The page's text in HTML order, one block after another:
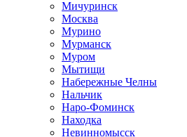
Мичуринск
Москва
Мурино
Мурманск
Муром
Мытищи
Набережные Челны
Нальчик
Наро-Фоминск
Находка
Невинномысск